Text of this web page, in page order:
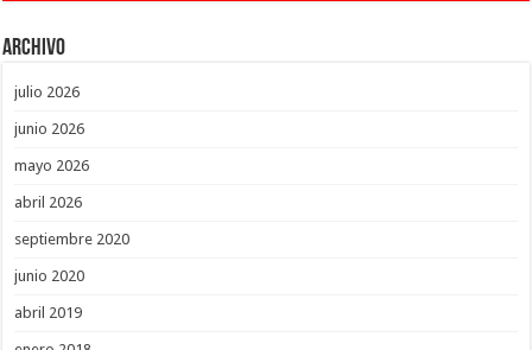
Archivo
julio 2026
junio 2026
mayo 2026
abril 2026
septiembre 2020
junio 2020
abril 2019